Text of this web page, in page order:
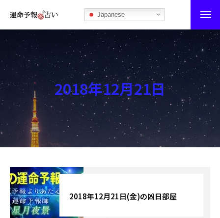
Japanese
運命予報占い
運命予報占いとは
あなたの所属部屋を探そう！
最恐の相性占い
秘伝公開！吉凶カレンダー
記事カテゴリー
ブログ
お知らせ
2018年12月21日
2018年12月21日(金)の凶日部屋